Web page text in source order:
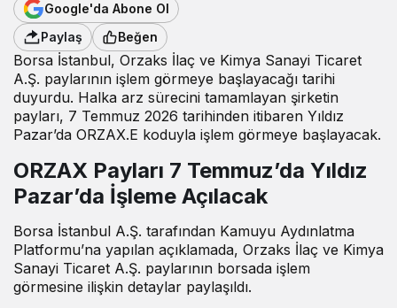
Google'da Abone Ol
Paylaş
Beğen
Borsa İstanbul, Orzaks İlaç ve Kimya Sanayi Ticaret
A.Ş. paylarının işlem görmeye başlayacağı tarihi
duyurdu. Halka arz sürecini tamamlayan şirketin
payları, 7 Temmuz 2026 tarihinden itibaren Yıldız
Pazar’da ORZAX.E koduyla işlem görmeye başlayacak.
ORZAX Payları 7 Temmuz’da Yıldız
Pazar’da İşleme Açılacak
Borsa İstanbul A.Ş. tarafından Kamuyu Aydınlatma
Platformu’na yapılan açıklamada, Orzaks İlaç ve Kimya
Sanayi Ticaret A.Ş. paylarının borsada işlem
görmesine ilişkin detaylar paylaşıldı.